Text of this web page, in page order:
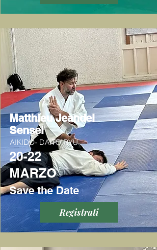
Matthieu Jeandel
Sensei
AIKIDO- DAITO RYU
20-22
MARZO
Save the Date
Registrati